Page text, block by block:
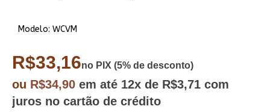
Modelo: WCVM
R$33,16no PIX (5% de desconto)
ou R$34,90 em até 12x de R$3,71 com
juros no cartão de crédito